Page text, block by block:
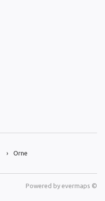
Orne
Powered by evermaps ©